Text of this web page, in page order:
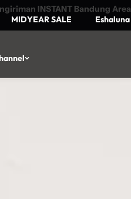
INSTANT Bandung Area
MIDYEAR SALE Eshaluna